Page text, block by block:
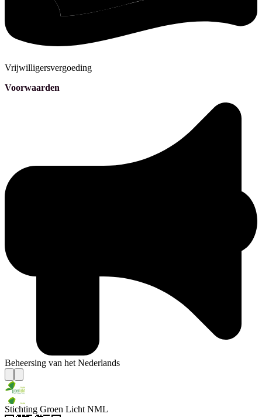
Vrijwilligersvergoeding
Voorwaarden
Beheersing van het Nederlands
Stichting Groen Licht NML